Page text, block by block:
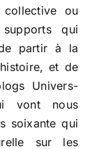
ou
qui
partir à la
et de
Univers-
vont nous
soixante qui
sur les